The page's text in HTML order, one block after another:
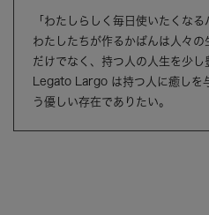
「わたしらしく毎日使いたくなる
わたしたちが作るかばんは人々
だけでなく、持つ人の人生を少し
Legato Largo は持つ人に癒しを
う優しい存在でありたい。